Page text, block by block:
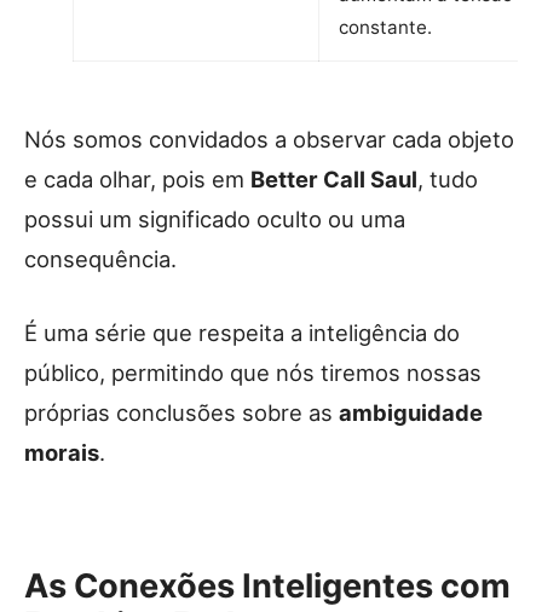
constante.
Nós somos convidados a observar cada objeto
e cada olhar, pois em Better Call Saul, tudo
possui um significado oculto ou uma
consequência.
É uma série que respeita a inteligência do
público, permitindo que nós tiremos nossas
próprias conclusões sobre as ambiguidade
morais.
As Conexões Inteligentes com